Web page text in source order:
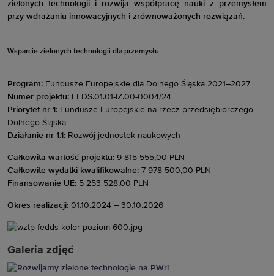
zielonych technologii i rozwija współpracę nauki z przemysłem
przy wdrażaniu innowacyjnych i zrównoważonych rozwiązań.
Wsparcie zielonych technologii dla przemysłu
Program: Fundusze Europejskie dla Dolnego Śląska 2021–2027
Numer projektu: FEDS.01.01-IZ.00-0004/24
Priorytet nr 1: Fundusze Europejskie na rzecz przedsiębiorczego
Dolnego Śląska
Działanie nr 1.1: Rozwój jednostek naukowych
Całkowita wartość projektu: 9 815 555,00 PLN
Całkowite wydatki kwalifikowalne: 7 978 500,00 PLN
Finansowanie UE: 5 253 528,00 PLN
Okres realizacji: 01.10.2024 – 30.10.2026
Galeria zdjęć